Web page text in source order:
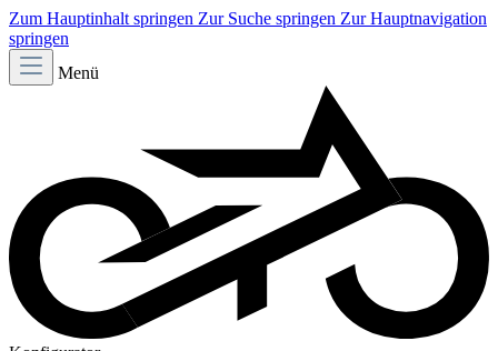
Zum Hauptinhalt springen Zur Suche springen Zur Hauptnavigation
springen
Menü